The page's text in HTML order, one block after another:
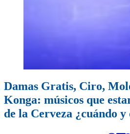
Damas Gratis, Ciro,
Konga: músicos que
de la Cerveza ¿cuándo y